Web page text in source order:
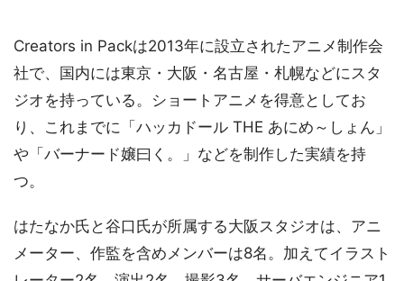
Creators in Packは2013年に設立されたアニメ制作会
社で、国内には東京・大阪・名古屋・札幌などにスタ
ジオを持っている。ショートアニメを得意としてお
り、これまでに「ハッカドール THE あにめ～しょん」
や「バーナード嬢曰く。」などを制作した実績を持
つ。
はたなか氏と谷口氏が所属する大阪スタジオは、アニ
メーター、作監を含めメンバーは8名。加えてイラスト